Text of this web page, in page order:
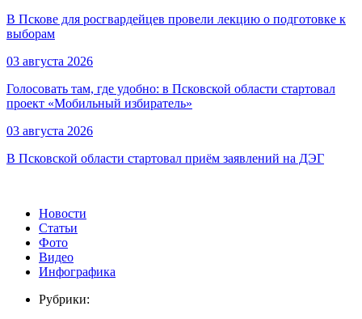
В Пскове для росгвардейцев провели лекцию о подготовке к
выборам
03 августа 2026
Голосовать там, где удобно: в Псковской области стартовал
проект «Мобильный избиратель»
03 августа 2026
В Псковской области стартовал приём заявлений на ДЭГ
Новости
Статьи
Фото
Видео
Инфографика
Рубрики: